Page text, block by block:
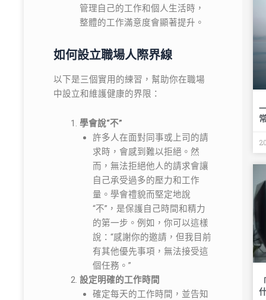
管理自己的工作和個人生活時，
整體的工作滿意度會顯著提升。
如何設立職場人際界線
以下是三個實用的練習，幫助你在職場
中設立和維護健康的界限：
學會說“不”
許多人在面對同事或上司的請
求時，會感到難以拒絕。然
而，無法拒絕他人的請求會讓
自己承受過多的壓力和工作
量。學會禮貌而堅定地說
“不”，是保護自己時間和精力
的第一步。例如，你可以這樣
說：“感謝你的邀請，但我目前
有其他優先事項，無法接受這
個任務。”
設定明確的工作時間
確定每天的工作時間，並告知